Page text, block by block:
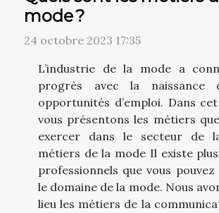
mode ?
24 octobre 2023 17:35
L’industrie de la mode a
progrès avec la naissance
opportunités d’emploi. Dans
vous présentons les métiers
exercer dans le secteur de
métiers de la mode Il existe
professionnels que vous
le domaine de la mode. Nous
lieu les métiers de la